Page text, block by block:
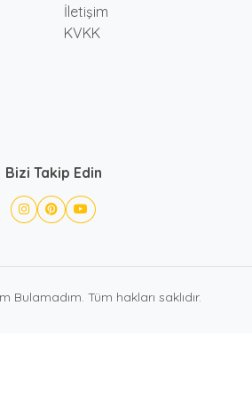
İletişim
KVKK
Bizi Takip Edin
Bulamadım. Tüm hakları saklıdır.